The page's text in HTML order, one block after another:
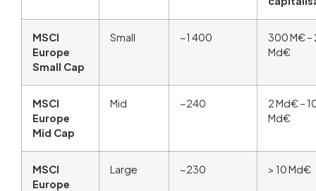
MSCI
Europe
Small Cap
Small ~1 400
300 M€ –
Md€
MSCI
Europe
Mid Cap
Mid ~240
2 Md€ –
Md€
MSCI
Europe
Large ~230 > 10 Md€